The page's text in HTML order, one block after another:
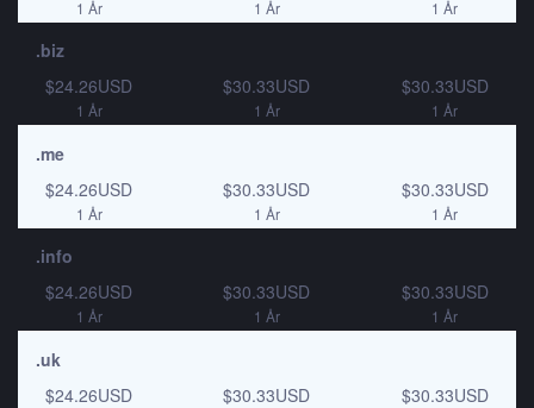
1 År 1 År 1 År
.biz
$24.26USD
1 År
$30.33USD
1 År
$30.33USD
1 År
.me
$24.26USD
1 År
$30.33USD
1 År
$30.33USD
1 År
.info
$24.26USD
1 År
$30.33USD
1 År
$30.33USD
1 År
.uk
$24.26USD
$30.33USD $30.33USD